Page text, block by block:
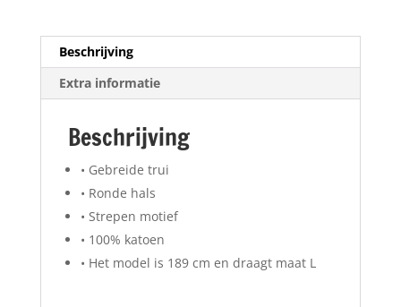
Beschrijving
Extra informatie
Beschrijving
• Gebreide trui
• Ronde hals
• Strepen motief
• 100% katoen
• Het model is 189 cm en draagt maat L